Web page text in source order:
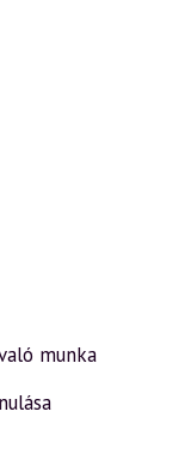
munka